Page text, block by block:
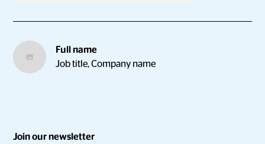
Full name
Job title, Company name
Join our newsletter